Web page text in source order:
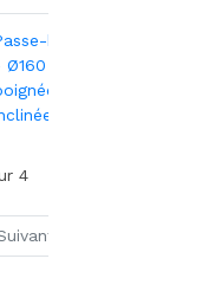
bouillon
Ø160 mm -
4